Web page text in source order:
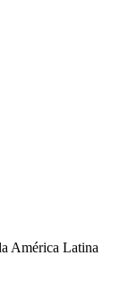
América Latina